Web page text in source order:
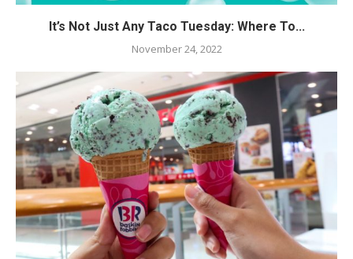
It’s Not Just Any Taco Tuesday: Where To...
November 24, 2022